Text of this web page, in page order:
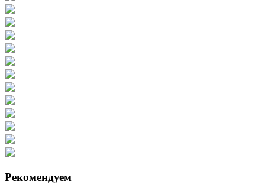
Рекомендуем